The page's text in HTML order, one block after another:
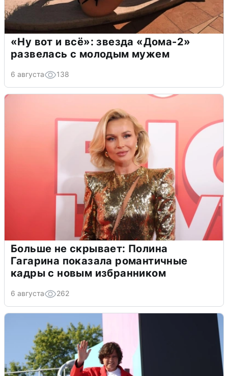
«Ну вот и всё»: звезда «Дома-2»
развелась с молодым мужем
6 августа 138
Больше не скрывает: Полина
Гагарина показала романтичные
кадры с новым избранником
6 августа 262